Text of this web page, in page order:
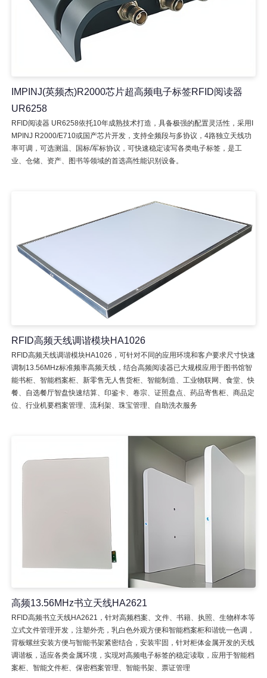
IMPINJ(英频杰)R2000芯片超高频电子标签RFID阅读器
UR6258
RFID阅读器 UR6258依托10年成熟技术打造，具备极强的配置灵活性，采用I
MPINJ R2000/E710或国产芯片开发，支持全频段与多协议，4路独立天线功
率可调，可选测温、国标/军标协议，可快速稳定读写各类电子标签，是工
业、仓储、资产、图书等领域的首选高性能识别设备。
RFID高频天线调谐模块HA1026
RFID高频天线调谐模块HA1026，可针对不同的应用环境和客户要求尺寸快速
调制13.56MHz标准频率高频天线，结合高频阅读器已大规模应用于图书馆智
能书柜、智能档案柜、新零售无人售货柜、智能制造、工业物联网、食堂、快
餐、自选餐厅智盘快速结算、印鉴卡、卷宗、证照盘点、药品寄售柜、商品定
位、行业机要档案管理、流利架、珠宝管理、自助洗衣服务
高频13.56MHz书立天线HA2621
RFID高频书立天线HA2621，针对高频档案、文件、书籍、执照、生物样本等
立式文件管理开发，注塑外壳，乳白色外观方便和智能档案柜和谐统一色调，
背板螺丝安装方便与智能书架紧密结合，安装牢固，针对柜体金属开发的天线
调谐板，适应各类金属环境，实现对高频电子标签的稳定读取，应用于智能档
案柜、智能文件柜、保密档案管理、智能书架、票证管理